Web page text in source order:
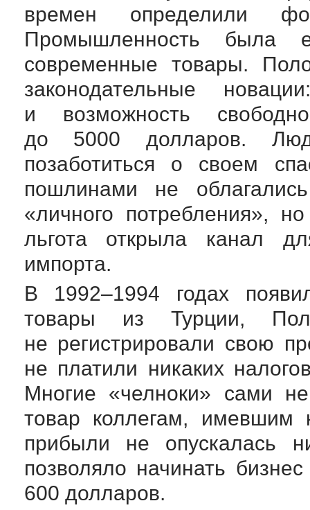
времен определили
Промышленность была
современные товары.
законодательные
и возможность
до 5000 долларов.
позаботиться о своем
пошлинами не
«личного потребления»,
льгота открыла канал
импорта.
В 1992–1994 годах
товары из Турции,
не регистрировали свою
не платили никаких
Многие «челноки» сами
товар коллегам, имевшим
прибыли не опускалась
позволяло начинать
600 долларов.